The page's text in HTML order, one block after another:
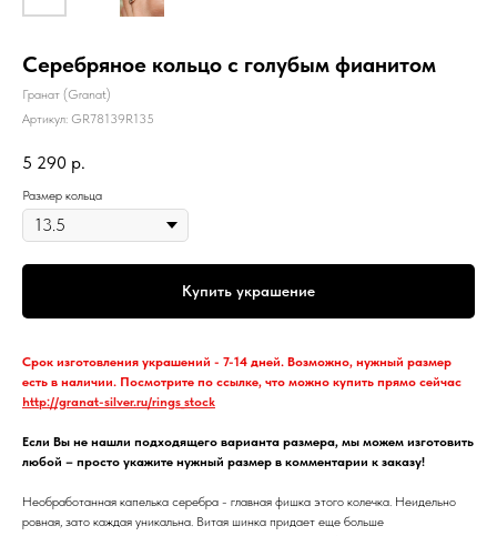
Серебряное кольцо с голубым фианитом
Гранат (Granat)
Артикул: GR78139R135
5 290 р.
Размер кольца
Купить украшение
Срок изготовления украшений - 7-14 дней. Возможно, нужный размер
есть в наличии. Посмотрите по ссылке, что можно купить прямо сейчас
http://granat-silver.ru/rings_stock
Если Вы не нашли подходящего варианта размера, мы можем изготовить
любой – просто укажите нужный размер в комментарии к заказу!
Необработанная капелька серебра - главная фишка этого колечка. Неидельно
ровная, зато каждая уникальна. Витая шинка придает еще больше